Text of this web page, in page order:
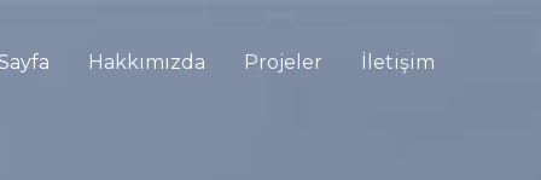
Hakkımızda Projeler İletişim